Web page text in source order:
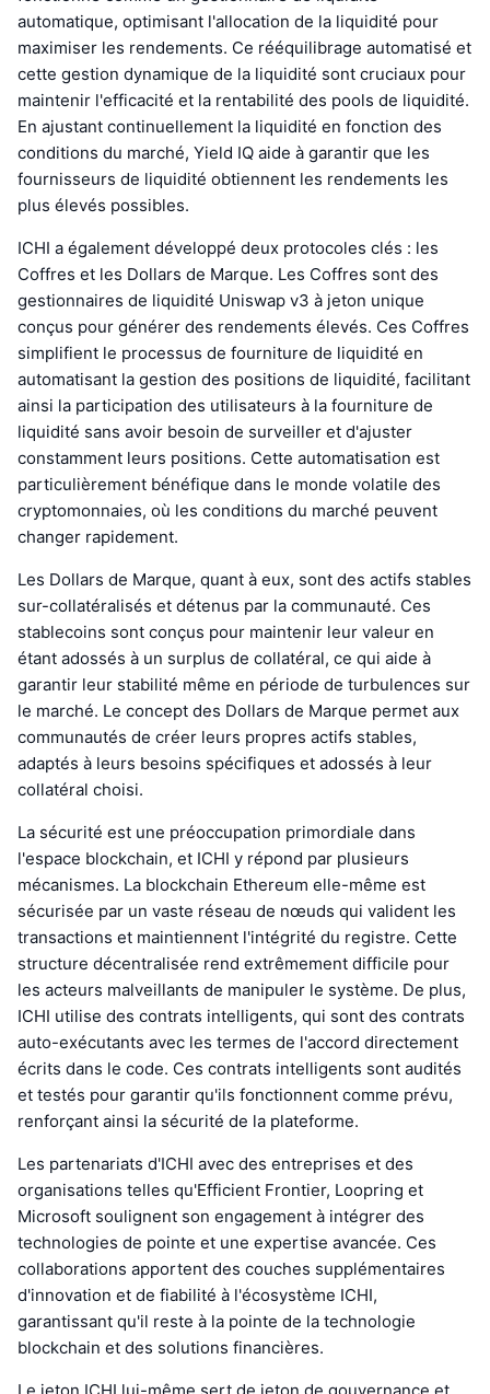
automatique, optimisant l'allocation de la liquidité pour
maximiser les rendements. Ce rééquilibrage automatisé et
cette gestion dynamique de la liquidité sont cruciaux pour
maintenir l'efficacité et la rentabilité des pools de liquidité.
En ajustant continuellement la liquidité en fonction des
conditions du marché, Yield IQ aide à garantir que les
fournisseurs de liquidité obtiennent les rendements les
plus élevés possibles.
ICHI a également développé deux protocoles clés : les
Coffres et les Dollars de Marque. Les Coffres sont des
gestionnaires de liquidité Uniswap v3 à jeton unique
conçus pour générer des rendements élevés. Ces Coffres
simplifient le processus de fourniture de liquidité en
automatisant la gestion des positions de liquidité, facilitant
ainsi la participation des utilisateurs à la fourniture de
liquidité sans avoir besoin de surveiller et d'ajuster
constamment leurs positions. Cette automatisation est
particulièrement bénéfique dans le monde volatile des
cryptomonnaies, où les conditions du marché peuvent
changer rapidement.
Les Dollars de Marque, quant à eux, sont des actifs stables
sur-collatéralisés et détenus par la communauté. Ces
stablecoins sont conçus pour maintenir leur valeur en
étant adossés à un surplus de collatéral, ce qui aide à
garantir leur stabilité même en période de turbulences sur
le marché. Le concept des Dollars de Marque permet aux
communautés de créer leurs propres actifs stables,
adaptés à leurs besoins spécifiques et adossés à leur
collatéral choisi.
La sécurité est une préoccupation primordiale dans
l'espace blockchain, et ICHI y répond par plusieurs
mécanismes. La blockchain Ethereum elle-même est
sécurisée par un vaste réseau de nœuds qui valident les
transactions et maintiennent l'intégrité du registre. Cette
structure décentralisée rend extrêmement difficile pour
les acteurs malveillants de manipuler le système. De plus,
ICHI utilise des contrats intelligents, qui sont des contrats
auto-exécutants avec les termes de l'accord directement
écrits dans le code. Ces contrats intelligents sont audités
et testés pour garantir qu'ils fonctionnent comme prévu,
renforçant ainsi la sécurité de la plateforme.
Les partenariats d'ICHI avec des entreprises et des
organisations telles qu'Efficient Frontier, Loopring et
Microsoft soulignent son engagement à intégrer des
technologies de pointe et une expertise avancée. Ces
collaborations apportent des couches supplémentaires
d'innovation et de fiabilité à l'écosystème ICHI,
garantissant qu'il reste à la pointe de la technologie
blockchain et des solutions financières.